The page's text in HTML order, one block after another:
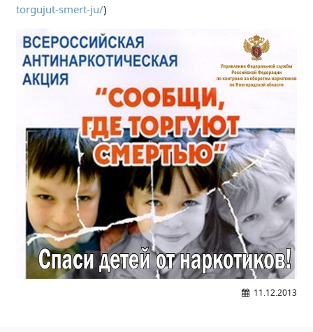
Информация
Независимая оценка качества
Профориентация
Обращения онлайн
Контакты
Региональный центр по профилактике ДДТТ
Учебно-производственный комплекс
Центр карьеры
Противодействие коррупции
Всероссийское чемпионатное движение
Региональная инновационная площадка
СВЕДЕНИЯ ОБ ОБРАЗОВАТЕЛЬНОЙ ОРГАНИЗАЦИИ
Основные сведения
Структура и органы управления образовательной
torgujut-smert-ju/)
11.12.2013